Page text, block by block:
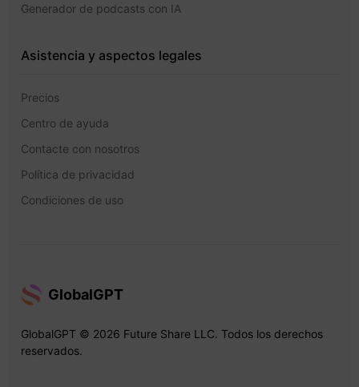
Generador de podcasts con IA
Asistencia y aspectos legales
Precios
Centro de ayuda
Contacte con nosotros
Política de privacidad
Condiciones de uso
GlobalGPT
GlobalGPT © 2026 Future Share LLC. Todos los derechos
reservados.